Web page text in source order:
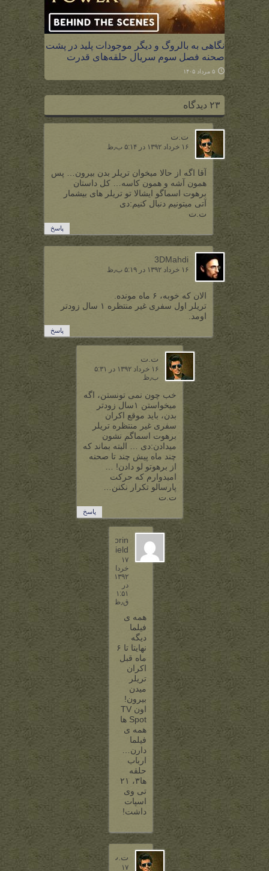
نگاهی به بالروگ و دیگر موجودات پلید در پشت
صحنه فصل سوم سریال حلقه‌های قدرت
۵ مرداد ۱۴۰۵
۲۳ دیدگاه
ت.ت
۱۶ خرداد ۱۳۹۲ در ۵:۱۴ ب٫ظ
آقا اگه از حالا میخوان تریلر بدن بیرون… پس
همون آشه و همون کاسه… کل داستان
برهوت اسماگو ایشالا تو تریلر های بیشمار
آتی میتونیم دنبال کنیم:دی
ت.ت
پاسخ
3DMahdi
۱۶ خرداد ۱۳۹۲ در ۵:۱۹ ب٫ظ
الان که خوبه، ۶ ماه مونده.
تریلر اول سفری غیر منتظره ۱ سال زودتر
اومد.
پاسخ
ت.ت
۱۶ خرداد ۱۳۹۲ در ۵:۳۱
ب٫ظ
خب چون نمی تونستن، اگه
میخواستن ۱سال زودتر
بدن، باید موقع اکران
سفری غیر منتظره تریلر
برهوت اسماگم نشون
میدادن:دی … البته بماند که
چند ماه پیش چند تا صحنه
از برهوتو لو دادن! …
امیدوارم که حرکت
پارسالو تکرار نکنن…
ت.ت
پاسخ
Thorin
Oakenshield
۱۷
خرداد
۱۳۹۲
در
۱:۵۱
ق٫ظ
همه ی
فیلما
دیگه
نهایتا تا ۶
ماه قبل
اکران
تریلر
میدن
بیرون!
اون TV
Spot ها
همه ی
فیلما
دارن…
ارباب
حلقه
ها۳، ۲۱
تی وی
اسپات
داشت!
ت.ت
۱۷